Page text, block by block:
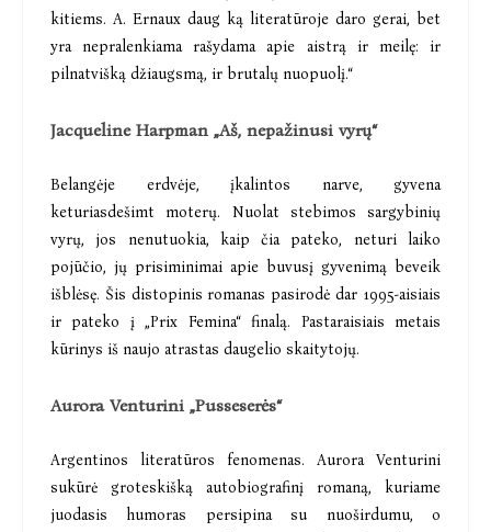
kitiems. A. Ernaux daug ką literatūroje daro gerai, bet
yra nepralenkiama rašydama apie aistrą ir meilę: ir
pilnatvišką džiaugsmą, ir brutalų nuopuolį.“
Jacqueline Harpman „Aš, nepažinusi vyrų“
Belangėje erdvėje, įkalintos narve, gyvena
keturiasdešimt moterų. Nuolat stebimos sargybinių
vyrų, jos nenutuokia, kaip čia pateko, neturi laiko
pojūčio, jų prisiminimai apie buvusį gyvenimą beveik
išblėsę. Šis distopinis romanas pasirodė dar 1995-aisiais
ir pateko į „Prix Femina“ finalą. Pastaraisiais metais
kūrinys iš naujo atrastas daugelio skaitytojų.
Aurora Venturini „Pusseserės“
Argentinos literatūros fenomenas. Aurora Venturini
sukūrė groteskišką autobiografinį romaną, kuriame
juodasis humoras persipina su nuoširdumu, o